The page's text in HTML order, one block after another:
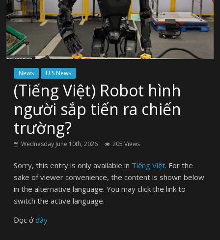
News U.S News
(Tiếng Việt) Robot hình
người sắp tiến ra chiến
trường?
Wednesday June 10th, 2026 205 Views
Sorry, this entry is only available in Tiếng Việt. For the
sake of viewer convenience, the content is shown below
in the alternative language. You may click the link to
switch the active language.
Đọc ởđây